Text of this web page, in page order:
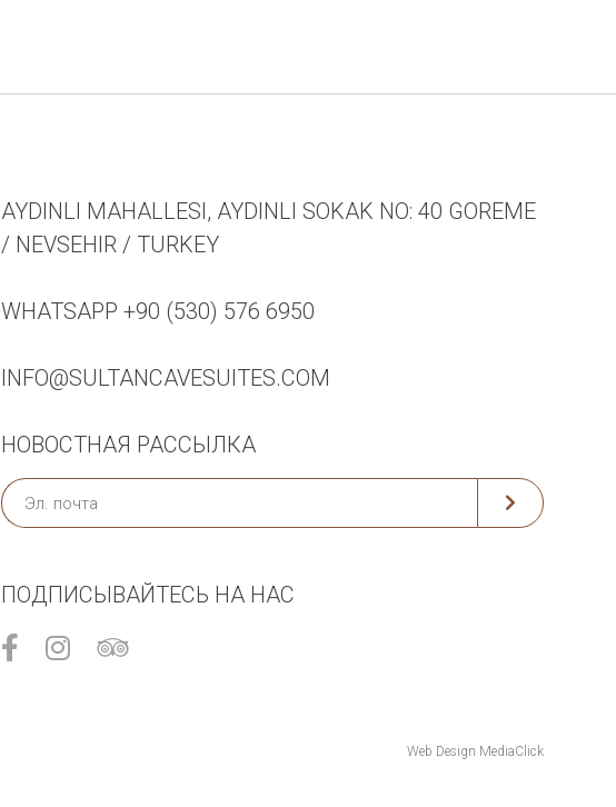
AYDINLI MAHALLESI, AYDINLI SOKAK NO: 40 GOREME
/ NEVSEHIR / TURKEY
WHATSAPP +90 (530) 576 6950
INFO@SULTANCAVESUITES.COM
НОВОСТНАЯ РАССЫЛКА
ПОДПИСЫВАЙТЕСЬ НА НАС
Web Design MediaClick